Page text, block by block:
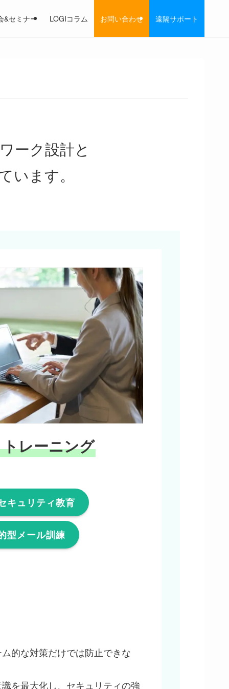
&セミナー LOGIコラム お問い合わせ 遠隔サポート
ーク設計と
います。
レーニング
キュリティ教育
型メール訓練
的な対策だけでは防止できな
を最大化し、セキュリティの強